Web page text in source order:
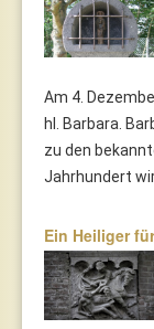
Am 4.
hl. Barbara.
zu den
Jahrhundert
Ein Heiliger